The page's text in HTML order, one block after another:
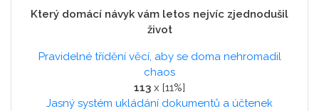
Který domácí návyk vám letos nejvíc zjednodušil
život
Pravidelné třídění věcí, aby se doma nehromadil
chaos
113 x [11%]
Jasný systém ukládání dokumentů a účtenek